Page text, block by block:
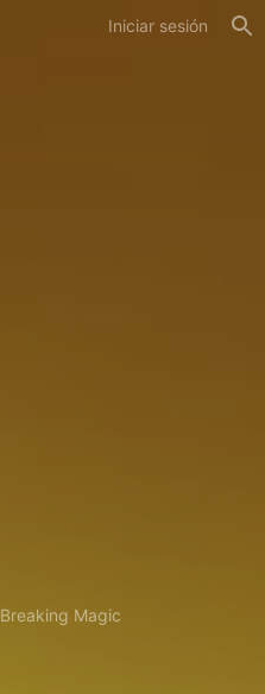
Iniciar sesión
Breaking Magic